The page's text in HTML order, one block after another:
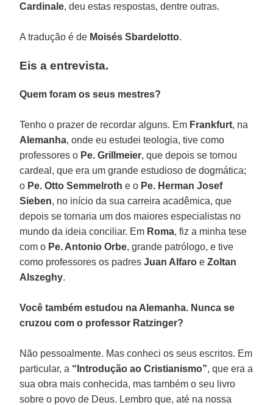
Cardinale, deu estas respostas, dentre outras.
A tradução é de Moisés Sbardelotto.
Eis a entrevista.
Quem foram os seus mestres?
Tenho o prazer de recordar alguns. Em Frankfurt, na
Alemanha, onde eu estudei teologia, tive como
professores o Pe. Grillmeier, que depois se tornou
cardeal, que era um grande estudioso de dogmática;
o Pe. Otto Semmelroth e o Pe. Herman Josef
Sieben, no início da sua carreira acadêmica, que
depois se tornaria um dos maiores especialistas no
mundo da ideia conciliar. Em Roma, fiz a minha tese
com o Pe. Antonio Orbe, grande patrólogo, e tive
como professores os padresJuan Alfaro eZoltan
Alszeghy.
Você também estudou na Alemanha. Nunca se
cruzou com o professor Ratzinger?
Não pessoalmente. Mas conheci os seus escritos. Em
particular, a “Introdução ao Cristianismo”, que era a
sua obra mais conhecida, mas também o seu livro
sobre o povo de Deus. Lembro que, até na nossa